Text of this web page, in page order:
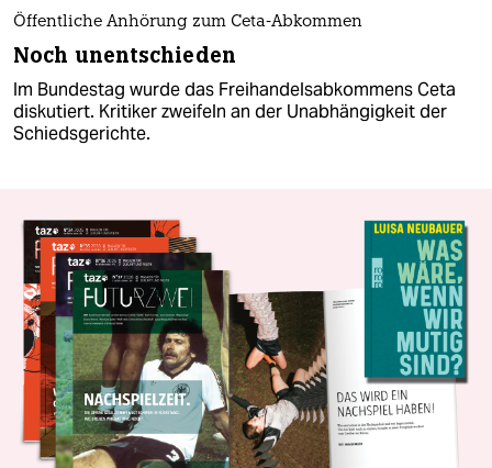
Öffentliche Anhörung zum Ceta-Abkommen
Noch unentschieden
Im Bundestag wurde das Freihandelsabkommens Ceta
diskutiert. Kritiker zweifeln an der Unabhängigkeit der
Schiedsgerichte.